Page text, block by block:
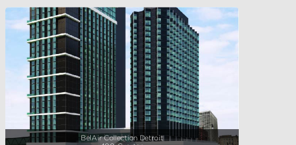
BelAir Collection Detroit